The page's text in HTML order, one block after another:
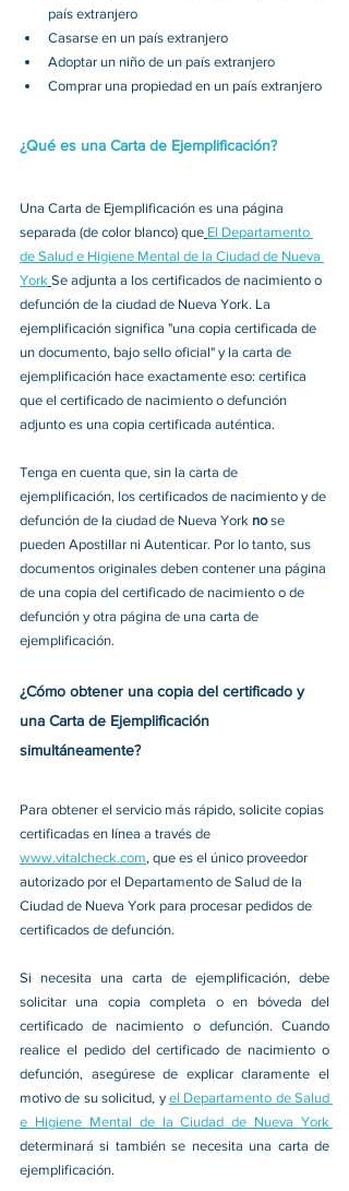
país extranjero
Casarse en un país extranjero
Adoptar un niño de un país extranjero
Comprar una propiedad en un país extranjero
¿Qué es una Carta de Ejemplificación?
Una Carta de Ejemplificación es una página
separada (de color blanco) que El Departamento
de Salud e Higiene Mental de la Ciudad de Nueva
York Se adjunta a los certificados de nacimiento o
defunción de la ciudad de Nueva York. La
ejemplificación significa "una copia certificada de
un documento, bajo sello oficial" y la carta de
ejemplificación hace exactamente eso: certifica
que el certificado de nacimiento o defunción
adjunto es una copia certificada auténtica.
Tenga en cuenta que, sin la carta de
ejemplificación, los certificados de nacimiento y de
defunción de la ciudad de Nueva York no se
pueden Apostillar ni Autenticar. Por lo tanto, sus
documentos originales deben contener una página
de una copia del certificado de nacimiento o de
defunción y otra página de una carta de
ejemplificación.
¿Cómo obtener una copia del certificado y
una Carta de Ejemplificación
simultáneamente?
Para obtener el servicio más rápido, solicite copias
certificadas en línea a través de
www.vitalcheck.com, que es el único proveedor
autorizado por el Departamento de Salud de la
Ciudad de Nueva York para procesar pedidos de
certificados de defunción.
Si necesita una carta de ejemplificación, debe
solicitar una copia completa o en bóveda del
certificado de nacimiento o defunción. Cuando
realice el pedido del certificado de nacimiento o
defunción, asegúrese de explicar claramente el
motivo de su solicitud, y el Departamento de Salud
determinará si también se necesita una carta de
ejemplificación.